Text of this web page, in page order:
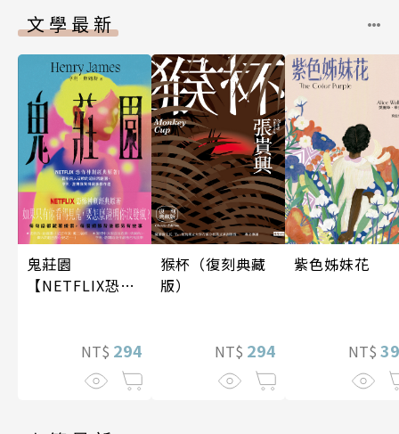
文學最新
鬼莊園
【NETFLIX恐怖
NT$ 294
猴杯（復刻典藏
版）
NT$ 294
紫色姊妹花
NT$